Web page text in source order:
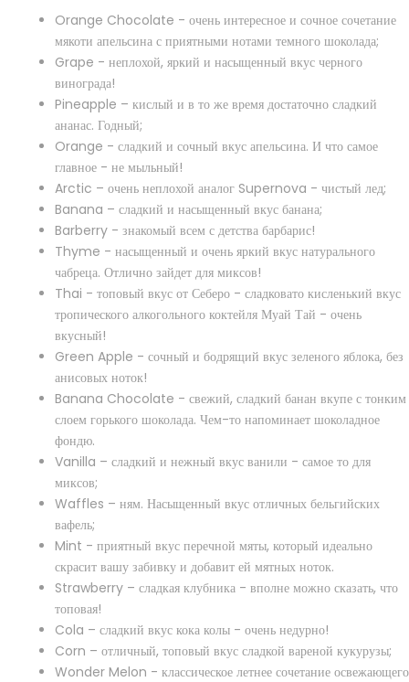
Табак Sebero - Arctic (200g)
520 грн.
В наличии
Табак Sebero Arctic (Арктик) - Яркий и бодрящий вкус
леденящего арктического холодка в непривычном д..
Купить
Orange Chocolate - очень интересное и сочное сочетание
мякоти апельсина с приятными нотами темного шоколада;
Grape - неплохой, яркий и насыщенный вкус черного
винограда!
Pineapple – кислый и в то же время достаточно сладкий
ананас. Годный;
Orange - сладкий и сочный вкус апельсина. И что самое
главное - не мыльный!
Arctic – очень неплохой аналог Supernova - чистый лед;
Banana – сладкий и насыщенный вкус банана;
Barberry - знакомый всем с детства барбарис!
Thyme - насыщенный и очень яркий вкус натурального
чабреца. Отлично зайдет для миксов!
Thai - топовый вкус от Себеро - сладковато кисленький вкус
тропического алкогольного коктейля Муай Тай - очень
вкусный!
Green Apple - сочный и бодрящий вкус зеленого яблока, без
анисовых ноток!
Banana Chocolate - свежий, сладкий банан вкупе с тонким
слоем горького шоколада. Чем-то напоминает шоколадное
фондю.
Vanilla – сладкий и нежный вкус ванили - самое то для
миксов;
Waffles – ням. Насыщенный вкус отличных бельгийских
вафель;
Mint - приятный вкус перечной мяты, который идеально
скрасит вашу забивку и добавит ей мятных ноток.
Strawberry – сладкая клубника - вполне можно сказать, что
топовая!
Cola – сладкий вкус кока колы - очень недурно!
Corn – отличный, топовый вкус сладкой вареной кукурузы;
Wonder Melon - классическое летнее сочетание освежающего